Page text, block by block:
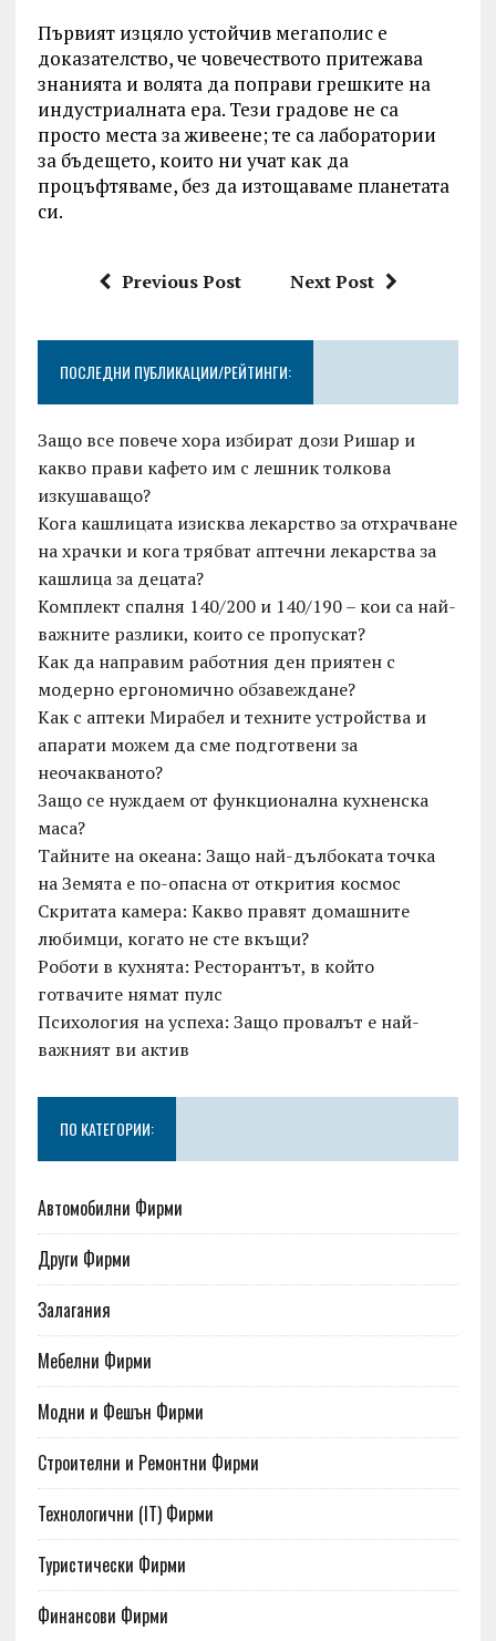
Първият изцяло устойчив мегаполис е
доказателство, че човечеството притежава
знанията и волята да поправи грешките на
индустриалната ера. Тези градове не са
просто места за живеене; те са лаборатории
за бъдещето, които ни учат как да
процъфтяваме, без да изтощаваме планетата
си.
Previous Post Next Post
ПОСЛЕДНИ ПУБЛИКАЦИИ/РЕЙТИНГИ:
Защо все повече хора избират дози Ришар и
какво прави кафето им с лешник толкова
изкушаващо?
Кога кашлицата изисква лекарство за отхрачване
на храчки и кога трябват аптечни лекарства за
кашлица за децата?
Комплект спалня 140/200 и 140/190 – кои са най-
важните разлики, които се пропускат?
Как да направим работния ден приятен с
модерно ергономично обзавеждане?
Как с аптеки Мирабел и техните устройства и
апарати можем да сме подготвени за
неочакваното?
Защо се нуждаем от функционална кухненска
маса?
Тайните на океана: Защо най-дълбоката точка
на Земята е по-опасна от открития космос
Скритата камера: Какво правят домашните
любимци, когато не сте вкъщи?
Роботи в кухнята: Ресторантът, в който
готвачите нямат пулс
Психология на успеха: Защо провалът е най-
важният ви актив
ПО КАТЕГОРИИ:
Автомобилни Фирми
Други Фирми
Залагания
Мебелни Фирми
Модни и Фешън Фирми
Строителни и Ремонтни Фирми
Технологични (IT) Фирми
Туристически Фирми
Финансови Фирми